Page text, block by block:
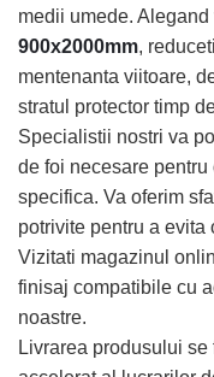
medii umede. Alegand
900x2000mm,
mentenanta viitoare,
stratul protector timp
Specialistii nostri va
de foi necesare
specifica. Va oferim
potrivite pentru a evita
Vizitati magazinul
finisaj compatibile cu
noastre.
Livrarea produsului se